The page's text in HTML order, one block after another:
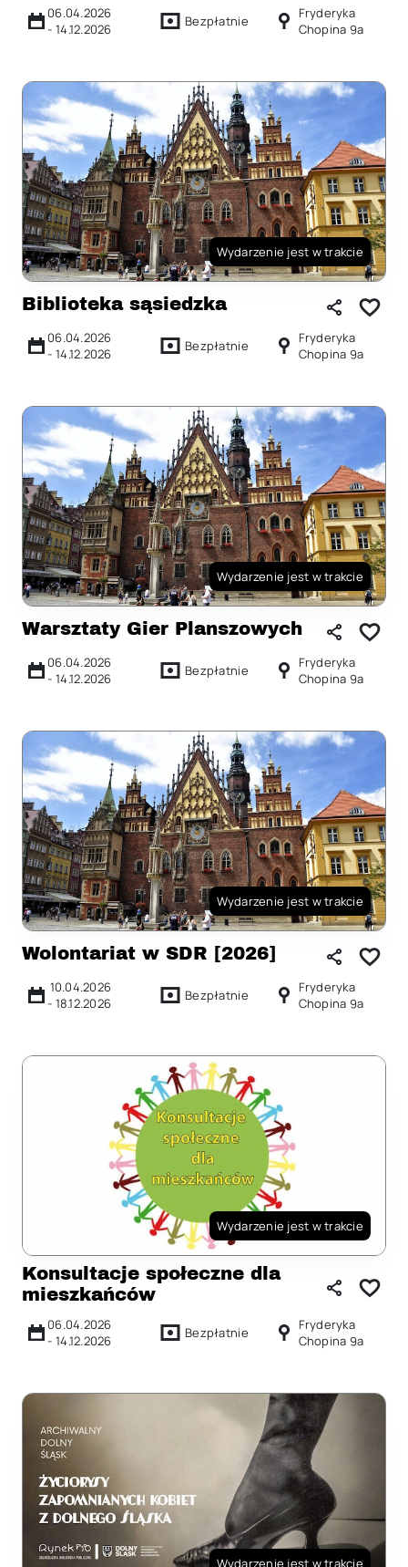
06.04.2026
- 14.12.2026 Bezpłatnie
Fryderyka
Chopina 9a
Wydarzenie jest w trakcie
Biblioteka sąsiedzka
06.04.2026
- 14.12.2026 Bezpłatnie
Fryderyka
Chopina 9a
Wydarzenie jest w trakcie
Warsztaty Gier Planszowych
06.04.2026
- 14.12.2026 Bezpłatnie
Fryderyka
Chopina 9a
Wydarzenie jest w trakcie
Wolontariat w SDR [2026]
10.04.2026
- 18.12.2026 Bezpłatnie
Fryderyka
Chopina 9a
Wydarzenie jest w trakcie
Konsultacje społeczne dla
mieszkańców
06.04.2026
- 14.12.2026 Bezpłatnie
Fryderyka
Chopina 9a
Wydarzenie jest w trakcie